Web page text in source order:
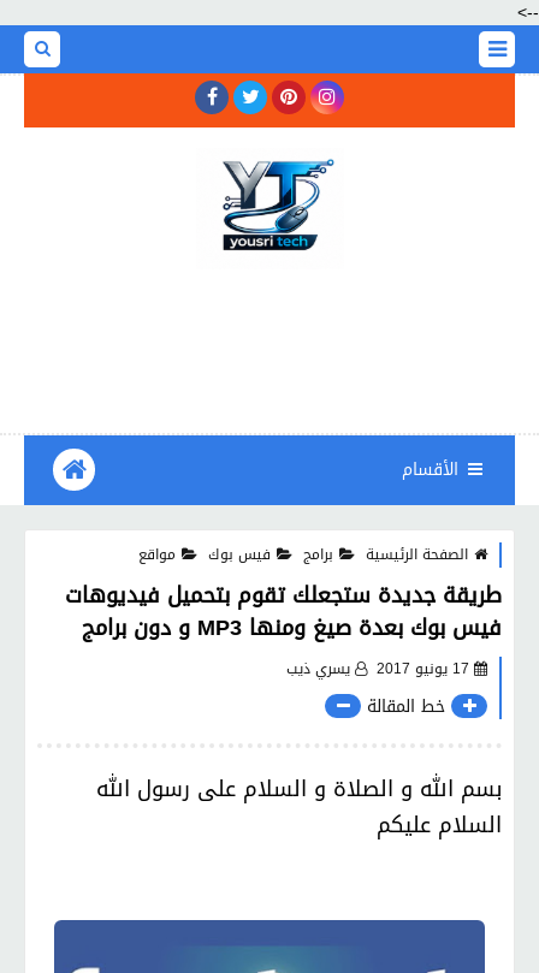
-->
الأقسام
الصفحة الرئيسية برامج فيس بوك مواقع
طريقة جديدة ستجعلك تقوم بتحميل فيديوهات
فيس بوك بعدة صيغ ومنها MP3 و دون برامج
17 يونيو 2017 يسري ذيب
خط المقالة
بسم الله و الصلاة و السلام على رسول الله
السلام عليكم